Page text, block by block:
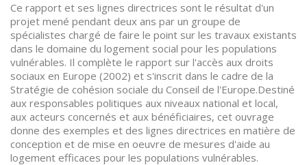
Ce rapport et ses lignes directrices sont le résultat d'un
projet mené pendant deux ans par un groupe de
spécialistes chargé de faire le point sur les travaux existants
dans le domaine du logement social pour les populations
vulnérables. Il complète le rapport sur l'accès aux droits
sociaux en Europe (2002) et s'inscrit dans le cadre de la
Stratégie de cohésion sociale du Conseil de l'Europe.Destiné
aux responsables politiques aux niveaux national et local,
aux acteurs concernés et aux bénéficiaires, cet ouvrage
donne des exemples et des lignes directrices en matière de
conception et de mise en oeuvre de mesures d'aide au
logement efficaces pour les populations vulnérables.